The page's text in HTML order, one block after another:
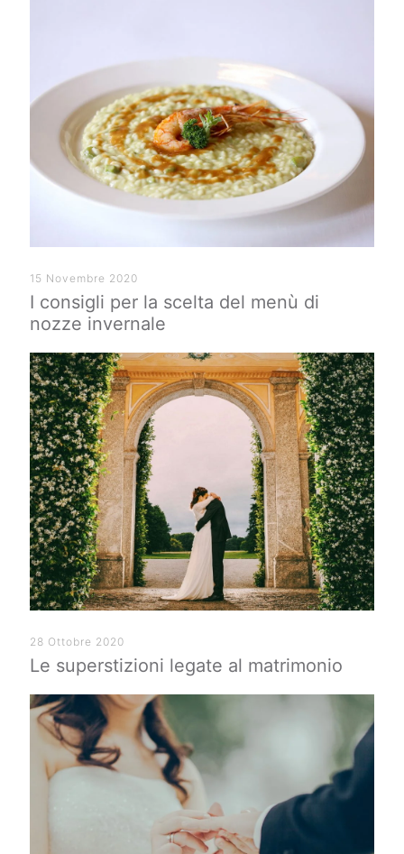
15 Novembre 2020
I consigli per la scelta del menù di
nozze invernale
28 Ottobre 2020
Le superstizioni legate al matrimonio